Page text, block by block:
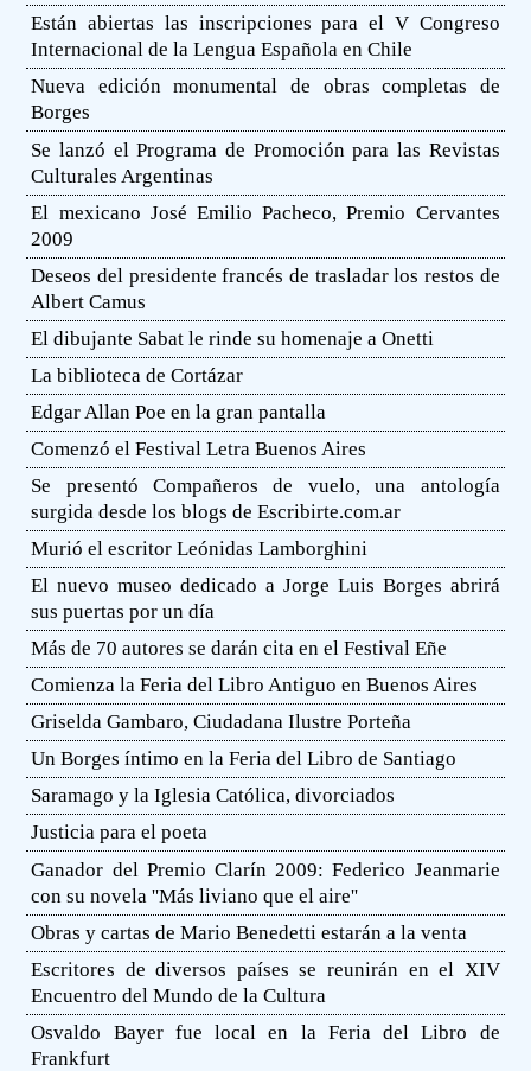
Están abiertas las inscripciones para el V Congreso
Internacional de la Lengua Española en Chile
Nueva edición monumental de obras completas de
Borges
Se lanzó el Programa de Promoción para las Revistas
Culturales Argentinas
El mexicano José Emilio Pacheco, Premio Cervantes
2009
Deseos del presidente francés de trasladar los restos de
Albert Camus
El dibujante Sabat le rinde su homenaje a Onetti
La biblioteca de Cortázar
Edgar Allan Poe en la gran pantalla
Comenzó el Festival Letra Buenos Aires
Se presentó Compañeros de vuelo, una antología
surgida desde los blogs de Escribirte.com.ar
Murió el escritor Leónidas Lamborghini
El nuevo museo dedicado a Jorge Luis Borges abrirá
sus puertas por un día
Más de 70 autores se darán cita en el Festival Eñe
Comienza la Feria del Libro Antiguo en Buenos Aires
Griselda Gambaro, Ciudadana Ilustre Porteña
Un Borges íntimo en la Feria del Libro de Santiago
Saramago y la Iglesia Católica, divorciados
Justicia para el poeta
Ganador del Premio Clarín 2009: Federico Jeanmarie
con su novela ''Más liviano que el aire''
Obras y cartas de Mario Benedetti estarán a la venta
Escritores de diversos países se reunirán en el XIV
Encuentro del Mundo de la Cultura
Osvaldo Bayer fue local en la Feria del Libro de
Frankfurt